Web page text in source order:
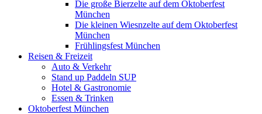
Die große Bierzelte auf dem Oktoberfest
München
Die kleinen Wiesnzelte auf dem Oktoberfest
München
Frühlingsfest München
Reisen & Freizeit
Auto & Verkehr
Stand up Paddeln SUP
Hotel & Gastronomie
Essen & Trinken
Oktoberfest München